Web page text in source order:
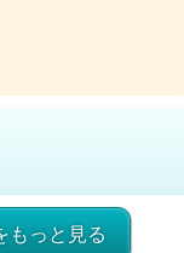
もっと見る